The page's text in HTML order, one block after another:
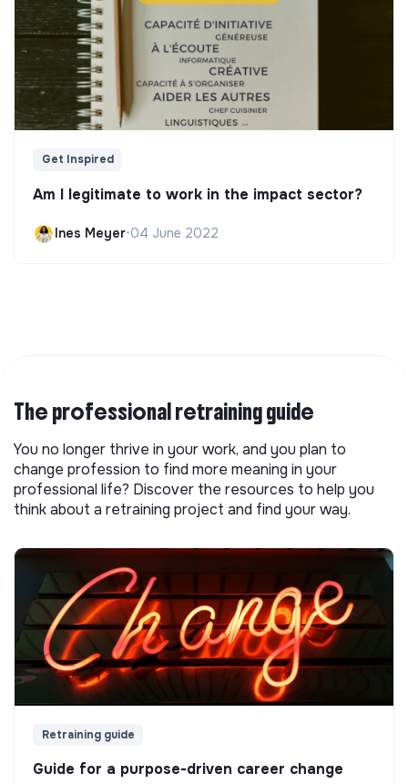
Get Inspired
Am I legitimate to work in the impact sector?
Ines Meyer•04 June 2022
The professional retraining guide
You no longer thrive in your work, and you plan to
change profession to find more meaning in your
professional life? Discover the resources to help you
think about a retraining project and find your way.
Retraining guide
Guide for a purpose-driven career change